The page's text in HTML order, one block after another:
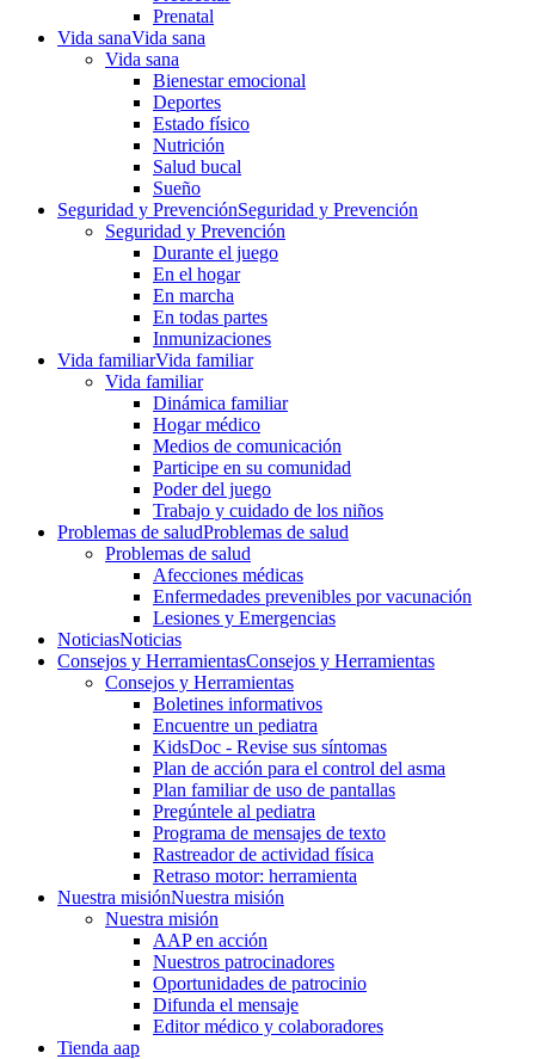
Prenatal
Vida sanaVida sana
Vida sana
Bienestar emocional
Deportes
Estado físico
Nutrición
Salud bucal
Sueño
Seguridad y PrevenciónSeguridad y Prevención
Seguridad y Prevención
Durante el juego
En el hogar
En marcha
En todas partes
Inmunizaciones
Vida familiarVida familiar
Vida familiar
Dinámica familiar
Hogar médico
Medios de comunicación
Participe en su comunidad
Poder del juego
Trabajo y cuidado de los niños
Problemas de saludProblemas de salud
Problemas de salud
Afecciones médicas
Enfermedades prevenibles por vacunación
Lesiones y Emergencias
NoticiasNoticias
Consejos y HerramientasConsejos y Herramientas
Consejos y Herramientas
Boletines informativos
Encuentre un pediatra
KidsDoc - Revise sus síntomas
Plan de acción para el control del asma
Plan familiar de uso de pantallas
Pregúntele al pediatra
Programa de mensajes de texto
Rastre​​ador de activida​d física
Retraso motor: herramienta
Nuestra misiónNuestra misión
Nuestra misión
AAP en acción
Nuestros patrocinadores
Oportunidades de patrocinio
Difunda el mensaje
Editor médico y colaboradores
Tienda aap